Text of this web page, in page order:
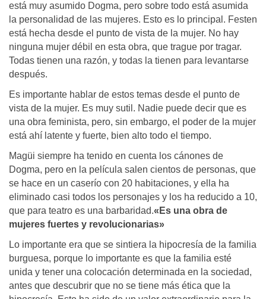
está muy asumido Dogma, pero sobre todo está asumida
la personalidad de las mujeres. Esto es lo principal. Festen
está hecha desde el punto de vista de la mujer. No hay
ninguna mujer débil en esta obra, que trague por tragar.
Todas tienen una razón, y todas la tienen para levantarse
después.
Es importante hablar de estos temas desde el punto de
vista de la mujer. Es muy sutil. Nadie puede decir que es
una obra feminista, pero, sin embargo, el poder de la mujer
está ahí latente y fuerte, bien alto todo el tiempo.
Magüi siempre ha tenido en cuenta los cánones de
Dogma, pero en la película salen cientos de personas, que
se hace en un caserío con 20 habitaciones, y ella ha
eliminado casi todos los personajes y los ha reducido a 10,
que para teatro es una barbaridad.«Es una obra de
mujeres fuertes y revolucionarias»
Lo importante era que se sintiera la hipocresía de la familia
burguesa, porque lo importante es que la familia esté
unida y tener una colocación determinada en la sociedad,
antes que descubrir que no se tiene más ética que la